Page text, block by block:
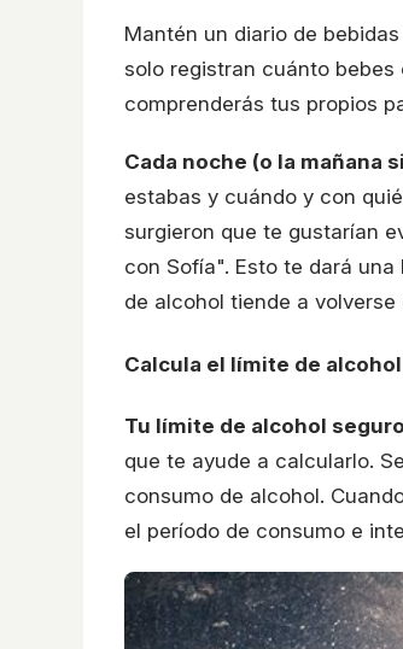
Mantén un diario de
solo registran cuánto
comprenderás tus propios
Cada noche (o la mañana
estabas y cuándo y con
surgieron que te gustarían
con Sofía". Esto te dará
de alcohol tiende a
Calcula el límite de
Tu límite de alcohol
que te ayude a calcularlo.
consumo de alcohol.
el período de consumo e